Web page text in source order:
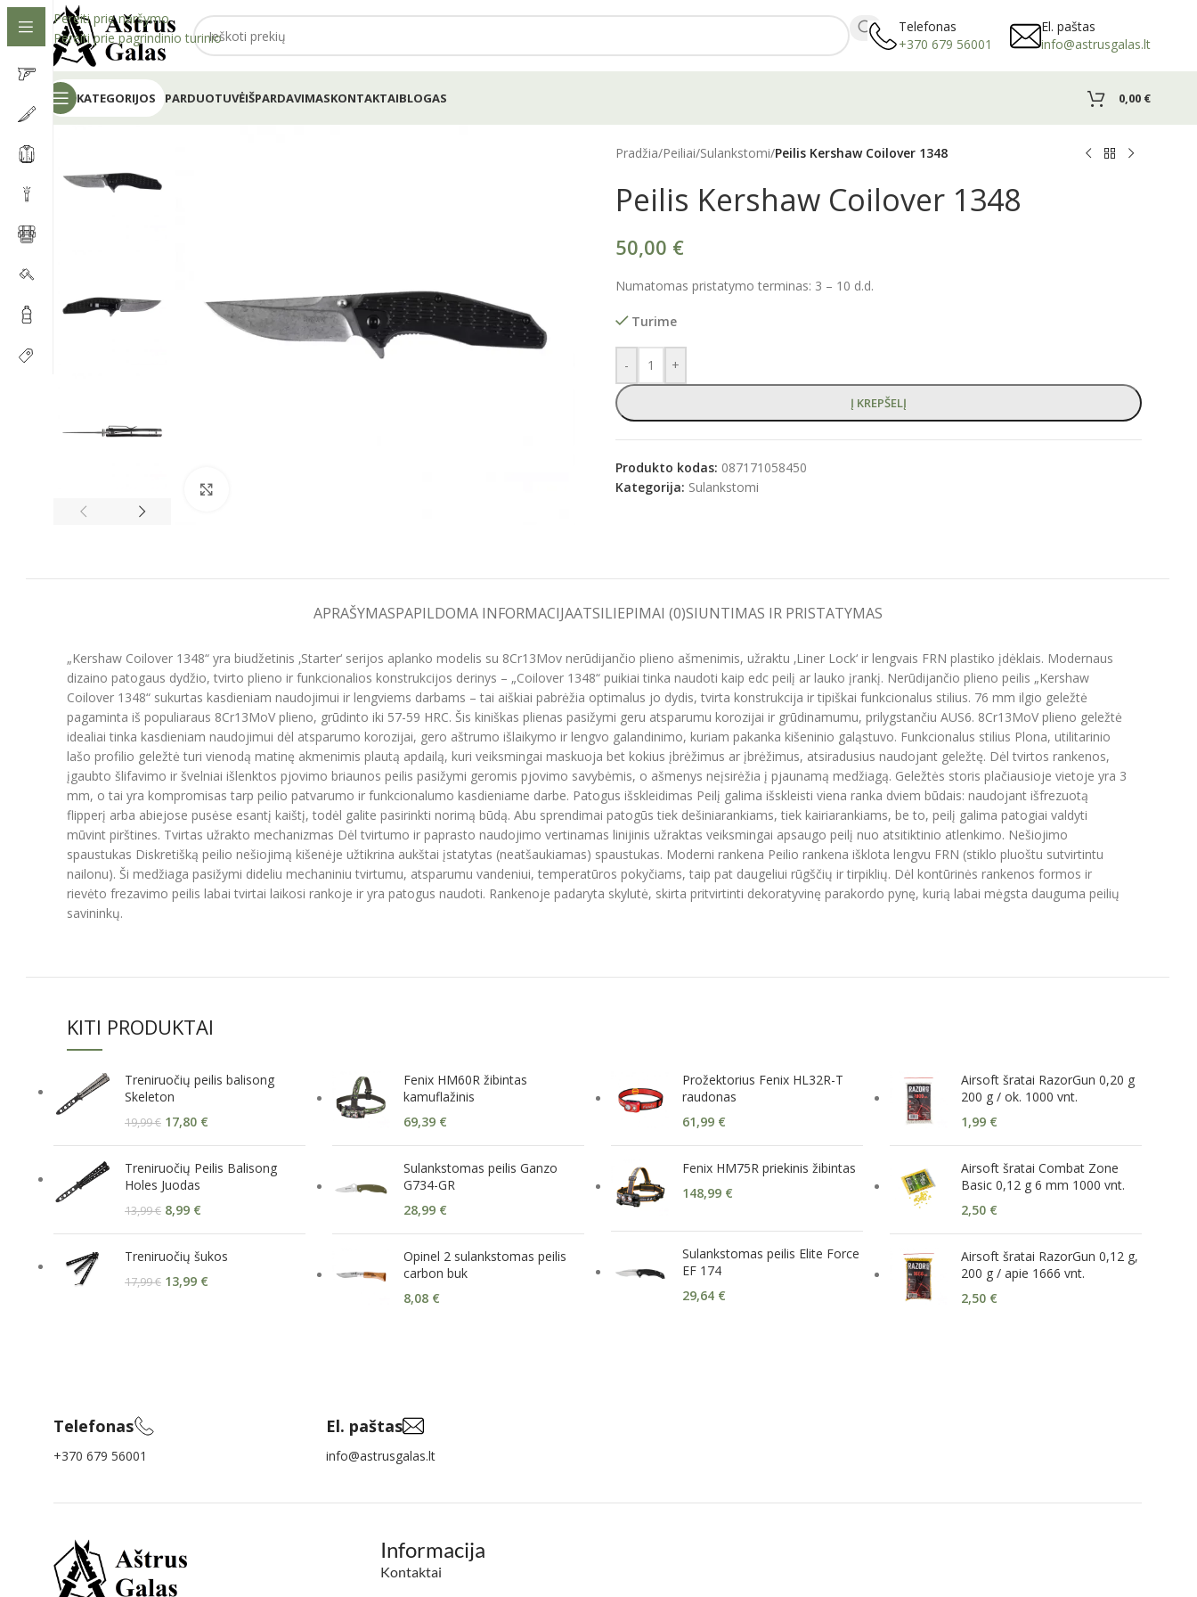
Pereiti prie naršymo
Pereiti prie pagrindinio turinio
Telefonas
+370 679 56001
El. paštas
info@astrusgalas.lt
KATEGORIJOS PARDUOTUVĖIŠPARDAVIMASKONTAKTAIBLOGAS 0,00 €
Pradžia/Peiliai/Sulankstomi/Peilis Kershaw Coilover 1348
Peilis Kershaw Coilover 1348
50,00 €
Numatomas pristatymo terminas: 3 – 10 d.d.
Turime
- +
Į KREPŠELĮ
Produkto kodas: 087171058450
Kategorija: Sulankstomi
APRAŠYMASPAPILDOMA INFORMACIJAATSILIEPIMAI (0)SIUNTIMAS IR PRISTATYMAS
„Kershaw Coilover 1348“ yra biudžetinis ‚Starter‘ serijos aplanko modelis su 8Cr13Mov nerūdijančio plieno ašmenimis, užraktu ‚Liner Lock‘ ir lengvais FRN plastiko įdėklais. Modernaus
dizaino patogaus dydžio, tvirto plieno ir funkcionalios konstrukcijos derinys – „Coilover 1348“ puikiai tinka naudoti kaip edc peilį ar lauko įrankį. Nerūdijančio plieno peilis „Kershaw
Coilover 1348“ sukurtas kasdieniam naudojimui ir lengviems darbams – tai aiškiai pabrėžia optimalus jo dydis, tvirta konstrukcija ir tipiškai funkcionalus stilius. 76 mm ilgio geležtė
pagaminta iš populiaraus 8Cr13MoV plieno, grūdinto iki 57-59 HRC. Šis kiniškas plienas pasižymi geru atsparumu korozijai ir grūdinamumu, prilygstančiu AUS6. 8Cr13MoV plieno geležtė
idealiai tinka kasdieniam naudojimui dėl atsparumo korozijai, gero aštrumo išlaikymo ir lengvo galandinimo, kuriam pakanka kišeninio galąstuvo. Funkcionalus stilius Plona, utilitarinio
lašo profilio geležtė turi vienodą matinę akmenimis plautą apdailą, kuri veiksmingai maskuoja bet kokius įbrėžimus ar įbrėžimus, atsiradusius naudojant geležtę. Dėl tvirtos rankenos,
įgaubto šlifavimo ir švelniai išlenktos pjovimo briaunos peilis pasižymi geromis pjovimo savybėmis, o ašmenys neįsirėžia į pjaunamą medžiagą. Geležtės storis plačiausioje vietoje yra 3
mm, o tai yra kompromisas tarp peilio patvarumo ir funkcionalumo kasdieniame darbe. Patogus išskleidimas Peilį galima išskleisti viena ranka dviem būdais: naudojant išfrezuotą
flipperį arba abiejose pusėse esantį kaištį, todėl galite pasirinkti norimą būdą. Abu sprendimai patogūs tiek dešiniarankiams, tiek kairiarankiams, be to, peilį galima patogiai valdyti
mūvint pirštines. Tvirtas užrakto mechanizmas Dėl tvirtumo ir paprasto naudojimo vertinamas linijinis užraktas veiksmingai apsaugo peilį nuo atsitiktinio atlenkimo. Nešiojimo
spaustukas Diskretišką peilio nešiojimą kišenėje užtikrina aukštai įstatytas (neatšaukiamas) spaustukas. Moderni rankena Peilio rankena išklota lengvu FRN (stiklo pluoštu sutvirtintu
nailonu). Ši medžiaga pasižymi dideliu mechaniniu tvirtumu, atsparumu vandeniui, temperatūros pokyčiams, taip pat daugeliui rūgščių ir tirpiklių. Dėl kontūrinės rankenos formos ir
rievėto frezavimo peilis labai tvirtai laikosi rankoje ir yra patogus naudoti. Rankenoje padaryta skylutė, skirta pritvirtinti dekoratyvinę parakordo pynę, kurią labai mėgsta dauguma peilių
savininkų.
KITI PRODUKTAI
Treniruočių peilis balisong
Skeleton
19,99€ 17,80 €
Treniruočių Peilis Balisong
Holes Juodas
13,99€ 8,99 €
Treniruočių šukos
17,99€ 13,99 €
Fenix HM60R žibintas
kamuflažinis
69,39 €
Sulankstomas peilis Ganzo
G734-GR
28,99 €
Opinel 2 sulankstomas peilis
carbon buk
8,08 €
Prožektorius Fenix HL32R-T
raudonas
61,99 €
Fenix HM75R priekinis žibintas
148,99 €
Sulankstomas peilis Elite Force
EF 174
29,64 €
Airsoft šratai RazorGun 0,20 g
200 g / ok. 1000 vnt.
1,99 €
Airsoft šratai Combat Zone
Basic 0,12 g 6 mm 1000 vnt.
2,50 €
Airsoft šratai RazorGun 0,12 g,
200 g / apie 1666 vnt.
2,50 €
Telefonas
+370 679 56001
El. paštas
info@astrusgalas.lt
Informacija
Kontaktai